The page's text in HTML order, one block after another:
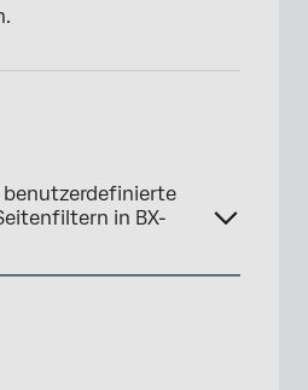
benutzerdefinierte
in BX-